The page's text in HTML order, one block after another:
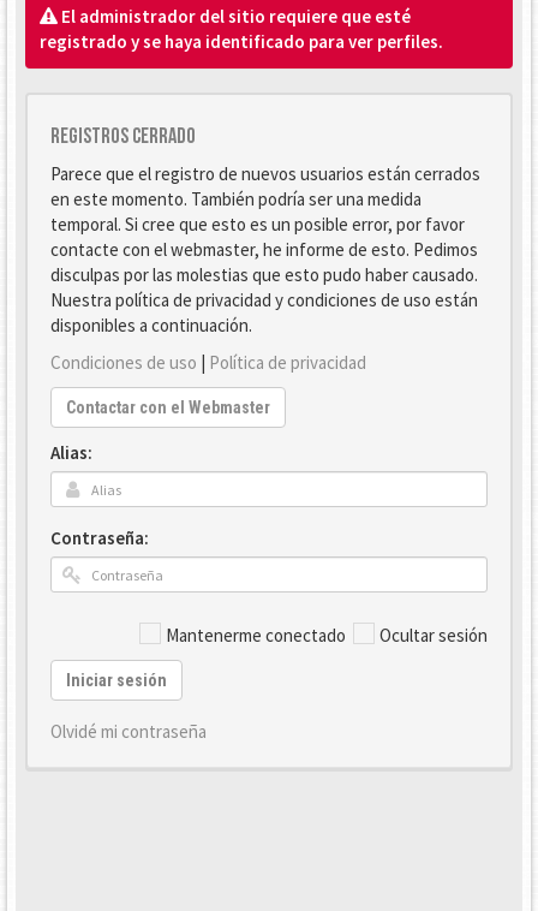
El administrador del sitio requiere que esté
registrado y se haya identificado para ver perfiles.
Registros cerrado
Parece que el registro de nuevos usuarios están cerrados
en este momento. También podría ser una medida
temporal. Si cree que esto es un posible error, por favor
contacte con el webmaster, he informe de esto. Pedimos
disculpas por las molestias que esto pudo haber causado.
Nuestra política de privacidad y condiciones de uso están
disponibles a continuación.
Condiciones de uso | Política de privacidad
Contactar con el Webmaster
Alias:
Contraseña:
Mantenerme conectado Ocultar sesión
Iniciar sesión
Olvidé mi contraseña